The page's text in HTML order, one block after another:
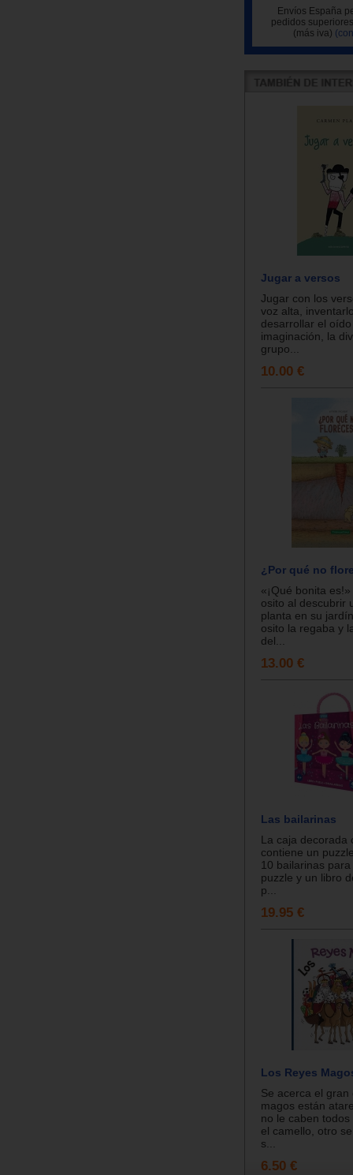
Envíos España
pedidos
(más iva)
Jugar a versos
Jugar con los
voz alta,
desarrollar el
imaginación, la
grupo...
10.00 €
¿Por qué no
«¡Qué bonita
osito al descubrir
planta en su
osito la regaba y
del...
13.00 €
Las bailarinas
La caja decorada
contiene un
10 bailarinas
puzzle y un libro
p...
19.95 €
Los Reyes
Se acerca el
magos están
no le caben
el camello, otro
s...
6.50 €